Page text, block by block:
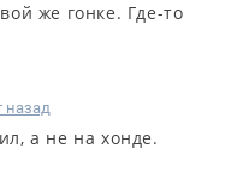
же гонке. Где-то
назад
а не на хонде.